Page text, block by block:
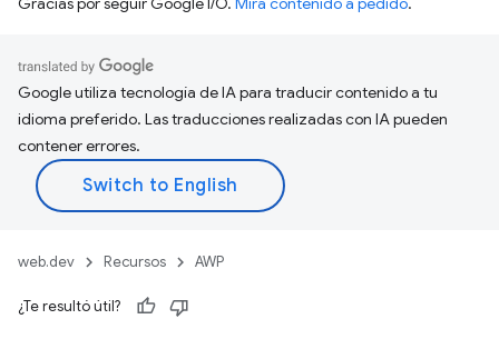
Google utiliza tecnología de IA para traducir contenido a tu
idioma preferido. Las traducciones realizadas con IA pueden
contener errores.
web.dev Recursos AWP
¿Te resultó útil?